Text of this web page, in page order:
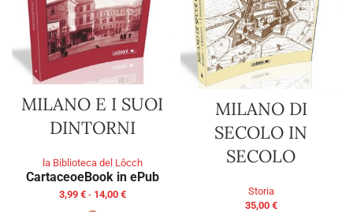
MILANO E I SUOI
DINTORNI
la Biblioteca del Lôcch
CartaceoeBook in ePub
3,99 € - 14,00 €
MILANO DI
SECOLO IN
SECOLO
Storia
35,00 €